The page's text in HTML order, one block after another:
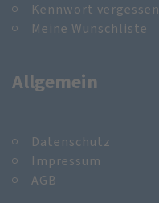
Kennwort vergessen
Meine Wunschliste
Allgemein
Datenschutz
Impressum
AGB